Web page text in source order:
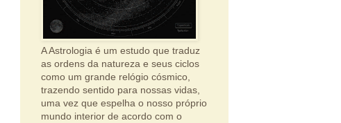
A Astrologia é um estudo que traduz
as ordens da natureza e seus ciclos
como um grande relógio cósmico,
trazendo sentido para nossas vidas,
uma vez que espelha o nosso próprio
mundo interior de acordo com o